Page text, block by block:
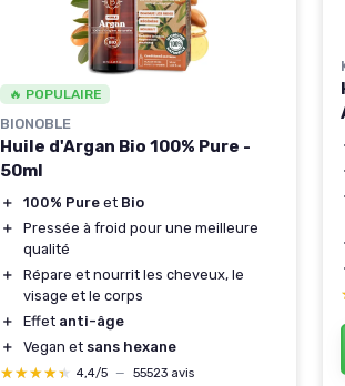
🔥 POPULAIRE
BIONOBLE
Huile d'Argan Bio 100% Pure -
50ml
＋ 100% Pure et Bio
＋
Pressée à froid pour une meilleure
qualité
＋
Répare et nourrit les cheveux, le
visage et le corps
＋
Effet anti-âge
＋
Vegan et sans hexane
★★★★★
★★★★★ 4,4/5 — 55523 avis